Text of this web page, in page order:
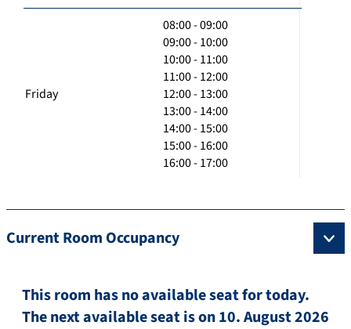
Friday
08:00 - 09:00
09:00 - 10:00
10:00 - 11:00
11:00 - 12:00
12:00 - 13:00
13:00 - 14:00
14:00 - 15:00
15:00 - 16:00
16:00 - 17:00
Current Room Occupancy
This room has no available seat for today.
The next available seat is on 10. August 2026